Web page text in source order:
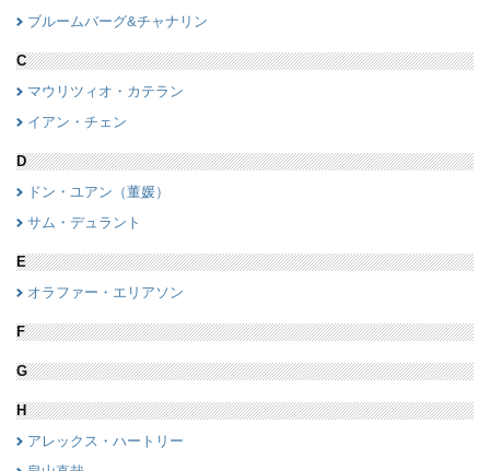
ブルームバーグ&チャナリン
C
マウリツィオ・カテラン
イアン・チェン
D
ドン・ユアン（董媛）
サム・デュラント
E
オラファー・エリアソン
F
G
H
アレックス・ハートリー